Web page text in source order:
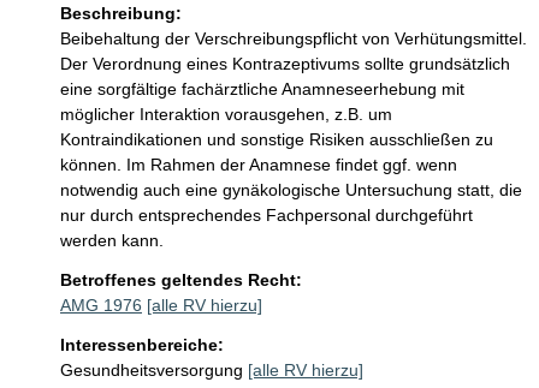
Beschreibung:
Beibehaltung der Verschreibungspflicht von Verhütungsmittel.
Der Verordnung eines Kontrazeptivums sollte grundsätzlich
eine sorgfältige fachärztliche Anamneseerhebung mit
möglicher Interaktion vorausgehen, z.B. um
Kontraindikationen und sonstige Risiken ausschließen zu
können. Im Rahmen der Anamnese findet ggf. wenn
notwendig auch eine gynäkologische Untersuchung statt, die
nur durch entsprechendes Fachpersonal durchgeführt
werden kann.
Betroffenes geltendes Recht:
AMG 1976 [alle RV hierzu]
Interessenbereiche:
Gesundheitsversorgung [alle RV hierzu]